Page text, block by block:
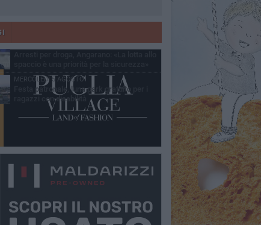
Due auto incendiate nella notte in via Dieta
SABATO 1 AGOSTO
MERCOLEDÌ 5 AGOSTO
Festa patronale, luna park gratuito per i
ragazzi con disabilità